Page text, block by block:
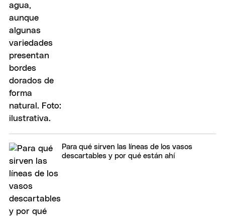
Para qué sirven las líneas de los vasos
descartables y por qué están ahí